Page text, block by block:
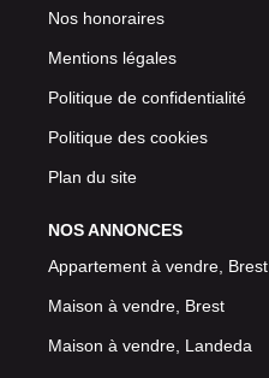
Nos honoraires
Mentions légales
Politique de confidentialité
Politique des cookies
Plan du site
NOS ANNONCES
Appartement à vendre, Brest
Maison à vendre, Brest
Maison à vendre, Landeda